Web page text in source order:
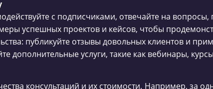
с подписчиками, отвечайте на
успешных проектов и кейсов, чтобы
публикуйте отзывы довольных клиентов и
дополнительные услуги, такие как вебинары,
консультаций и их стоимости. Например, за